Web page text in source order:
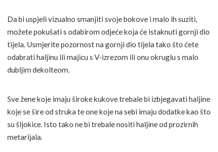
Da bi uspjeli vizualno smanjiti svoje bokove i malo ih suziti,
možete pokušati s odabirom odjeće koja će istaknuti gornji dio
tijela. Usmjerite pozornost na gornji dio tijela tako što ćete
odabrati haljinu ili majicu s V-izrezom ili onu okruglu s malo
dubljim dekolteom.
Sve žene koje imaju široke kukove trebale bi izbjegavati haljine
koje se šire od struka te one koje na sebi imaju dodatke kao što
su šljokice. Isto tako ne bi trebale nositi haljine od prozirnih
metarijala.